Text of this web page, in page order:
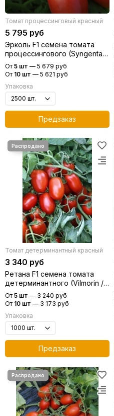
Томат процессинговый красный
5 795 руб
Эрколь F1 семена томата
процессингового (Syngenta /
Сингента)
От 5 шт — 5 679 руб
От 10 шт — 5 621 руб
Упаковка
Предзаказ
Томат детерминантный красный
3 340 руб
Ретана F1 семена томата
детерминантного (Vilmorin /
Вильморин)
От 5 шт — 3 240 руб
От 10 шт — 3 173 руб
Упаковка
Предзаказ